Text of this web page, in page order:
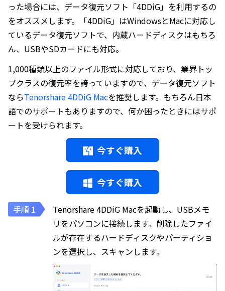
った場合には、データ復元ソフト「4DDiG」を利用するの
をオススメします。「4DDiG」はWindowsとMacに対応し
ているデータ復元ソフトで、内蔵ハードディスクはもちろ
ん、USBやSDカードにも対応。
1,000種類以上のファイル形式に対応しており、業界トッ
プクラスの復元率を誇っていますので、データ復元ソフト
ならTenorshare 4DDiG Macを推奨します。もちろん日本
語でのサポートもありますので、何か困ったときにはサポ
ートを受けられます。
今すぐ購入
今すぐ購入
Tenorshare 4DDiG Macを起動し、USBメモ
リをパソコンに接続します。削除したファイ
ルが存在するハードディスクやパーティショ
ンを選択し、スキャンします。